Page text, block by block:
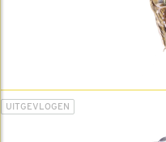
UITGEVLOGEN